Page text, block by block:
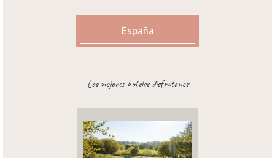
España
Los mejores hoteles disfrutones